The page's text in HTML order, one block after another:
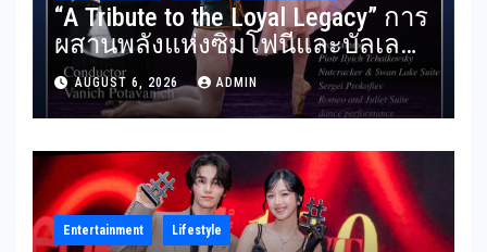
“A Tribute to the Loyal Legacy” การ
ผสานพลังแห่งซิมโฟนีและบัลเลต์
RBSO ร่วม Bangkok City Ballet
ถ่ายทอดบทประพันธ์อมตะอย่าง
สง่างาม
AUGUST 6, 2026 ADMIN
Entertainment Lifestyle